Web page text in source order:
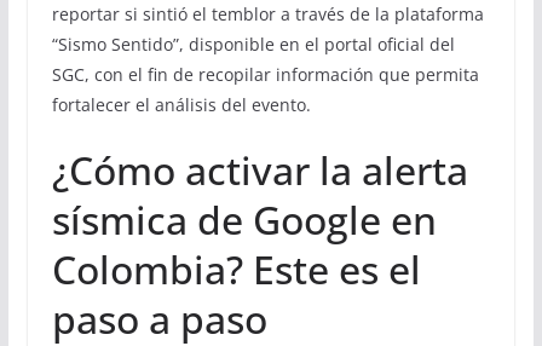
reportar si sintió el temblor a través de la plataforma
“Sismo Sentido”, disponible en el portal oficial del
SGC, con el fin de recopilar información que permita
fortalecer el análisis del evento.
¿Cómo activar la alerta
sísmica de Google en
Colombia? Este es el
paso a paso